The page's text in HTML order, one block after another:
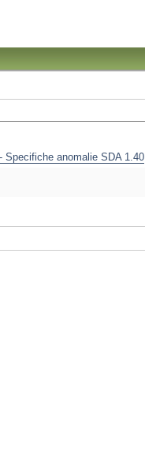
anomalie SDA 1.40